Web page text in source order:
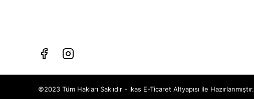
©2023 Tüm Hakları Saklıdır - ikas E-Ticaret Altyapısı ile Hazırlanmıştır.